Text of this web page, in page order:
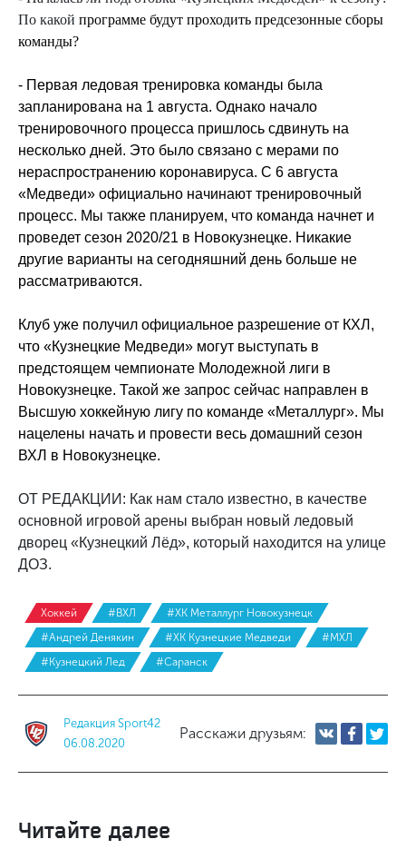
По какой программе будут проходить предсезонные сборы
команды?
- Первая ледовая тренировка команды была
запланирована на 1 августа. Однако начало
тренировочного процесса пришлось сдвинуть на
несколько дней. Это было связано с мерами по
нераспространению коронавируса. С 6 августа
«Медведи» официально начинают тренировочный
процесс. Мы также планируем, что команда начнет и
проведет сезон 2020/21 в Новокузнецке. Никакие
другие варианты на сегодняшний день больше не
рассматриваются.
Клуб уже получил официальное разрешение от КХЛ,
что «Кузнецкие Медведи» могут выступать в
предстоящем чемпионате Молодежной лиги в
Новокузнецке. Такой же запрос сейчас направлен в
Высшую хоккейную лигу по команде «Металлург». Мы
нацелены начать и провести весь домашний сезон
ВХЛ в Новокузнецке.
ОТ РЕДАКЦИИ: Как нам стало известно, в качестве
основной игровой арены выбран новый ледовый
дворец «Кузнецкий Лёд», который находится на улице
ДОЗ.
Хоккей #ВХЛ
#ХК Металлург Новокузнецк
#Андрей Денякин
#ХК Кузнецкие Медведи
#МХЛ
#Кузнецкий Лед
#Саранск
Редакция Sport42
06.08.2020
Расскажи друзьям:
Читайте далее